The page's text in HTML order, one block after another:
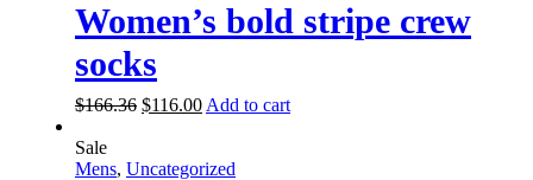
Women’s bold stripe crew
socks
$166.36 $116.00 Add to cart
Sale
Mens, Uncategorized